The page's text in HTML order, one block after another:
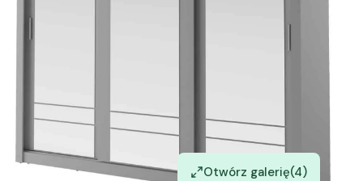
Otwórz galerię(4)